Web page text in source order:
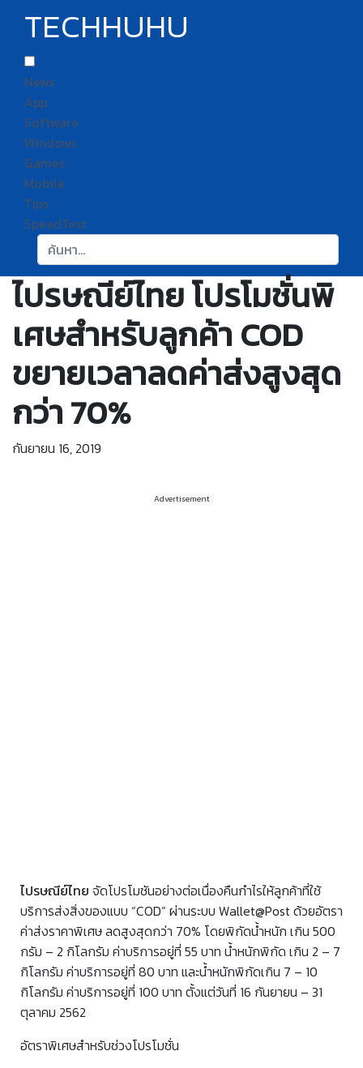
TECHHUHU
News
App
Software
Windows
Games
Mobile
Tips
SpeedTest
ค้นหา:
ไปรษณีย์ไทย โปรโมชั่นพิ
เศษสำหรับลูกค้า COD
ขยายเวลาลดค่าส่งสูงสุด
กว่า 70%
กันยายน 16, 2019
Advertisement
ไปรษณีย์ไทย จัดโปรโมชันอย่างต่อเนื่องคืนกำไรให้ลูกค้าที่ใช้
บริการส่งสิ่งของแบบ “COD” ผ่านระบบ Wallet@Post ด้วยอัตรา
ค่าส่งราคาพิเศษ ลดสูงสุดกว่า 70% โดยพิกัดน้ำหนัก เกิน 500
กรัม – 2 กิโลกรัม ค่าบริการอยู่ที่ 55 บาท น้ำหนักพิกัด เกิน 2 – 7
กิโลกรัม ค่าบริการอยู่ที่ 80 บาท และน้ำหนักพิกัดเกิน 7 – 10
กิโลกรัม ค่าบริการอยู่ที่ 100 บาท ตั้งแต่วันที่ 16 กันยายน – 31
ตุลาคม 2562
อัตราพิเศษสำหรับช่วงโปรโมชั่น